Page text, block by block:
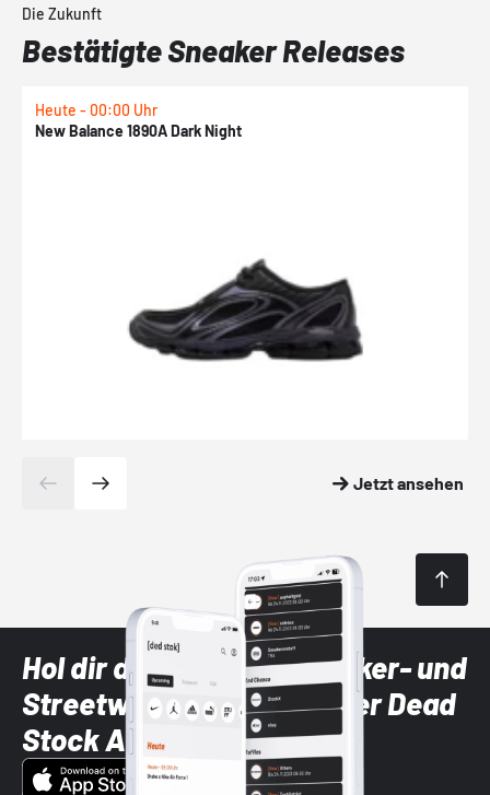
Die Zukunft
Bestätigte Sneaker Releases
Heute - 00:00 Uhr
New Balance 1890A Dark Night
Jetzt ansehen
Hol dir die neuesten Sneaker- und
Streetwear-Brands mit der Dead
Stock App